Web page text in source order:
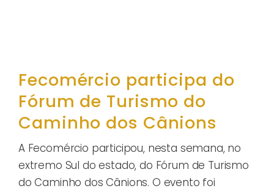
Fecomércio participa do
Fórum de Turismo do
Caminho dos Cânions
A Fecomércio participou, nesta semana, no
extremo Sul do estado, do Fórum de Turismo
do Caminho dos Cânions. O evento foi